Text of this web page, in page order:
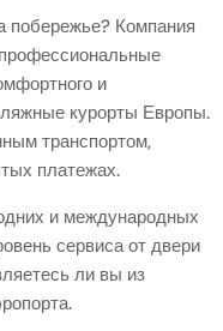
побережье? Компания
и
курорты Европы.
транспортом,
платежах.
и международных
сервиса от двери
ли вы из